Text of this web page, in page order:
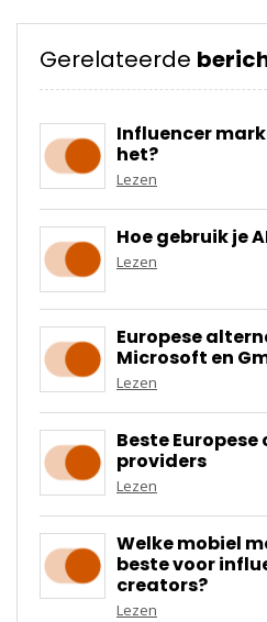
Gerelateerde
Influencer
het?
Lezen
Hoe gebruik je
Lezen
Europese
Microsoft en
Lezen
Beste
providers
Lezen
Welke mobiel
beste voor
creators?
Lezen